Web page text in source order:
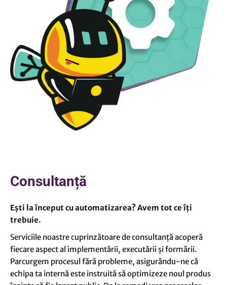
Consultanță
Ești la început cu automatizarea? Avem tot ce îți
trebuie.
Serviciile noastre cuprinzătoare de consultanță acoperă
fiecare aspect al implementării, executării și formării.
Parcurgem procesul fără probleme, asigurându-ne că
echipa ta internă este instruită să optimizeze noul produs